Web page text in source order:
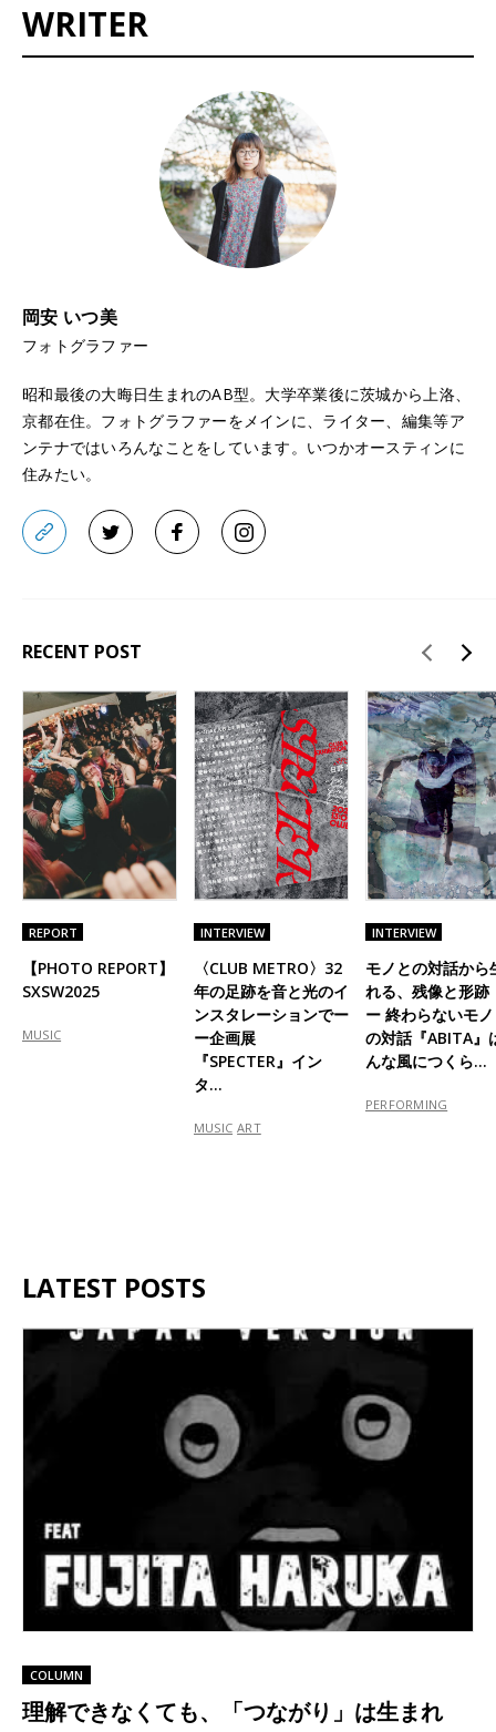
WRITER
岡安 いつ美
フォトグラファー
昭和最後の大晦日生まれのAB型。大学卒業後に茨城から上洛、
京都在住。フォトグラファーをメインに、ライター、編集等ア
ンテナではいろんなことをしています。いつかオースティンに
住みたい。
RECENT POST
REPORT
【PHOTO REPORT】
SXSW2025
MUSIC
INTERVIEW
〈CLUB METRO〉32
年の足跡を音と光のイ
ンスタレーションでー
ー企画展
『SPECTER』イン
タ…
MUSIC ART
INTERVIEW
モノとの対話から
れる、残像と形
ー 終わらないモ
の対話『ABITA』
んな風につくら…
PERFORMING
LATEST POSTS
COLUMN
理解できなくても、「つながり」は生まれ